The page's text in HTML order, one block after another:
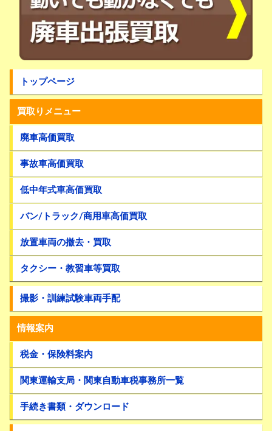
トップページ
買取りメニュー
廃車高価買取
事故車高価買取
低中年式車高価買取
バン/トラック/商用車高価買取
放置車両の撤去・買取
タクシー・教習車等買取
撮影・訓練試験車両手配
情報案内
税金・保険料案内
関東運輸支局・関東自動車税事務所一覧
手続き書類・ダウンロード